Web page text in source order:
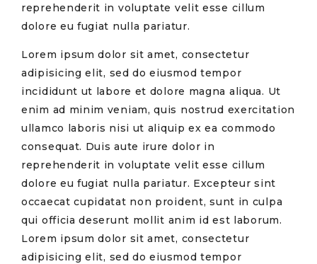
reprehenderit in voluptate velit esse cillum
dolore eu fugiat nulla pariatur.
Lorem ipsum dolor sit amet, consectetur
adipisicing elit, sed do eiusmod tempor
incididunt ut labore et dolore magna aliqua. Ut
enim ad minim veniam, quis nostrud exercitation
ullamco laboris nisi ut aliquip ex ea commodo
consequat. Duis aute irure dolor in
reprehenderit in voluptate velit esse cillum
dolore eu fugiat nulla pariatur. Excepteur sint
occaecat cupidatat non proident, sunt in culpa
qui officia deserunt mollit anim id est laborum.
Lorem ipsum dolor sit amet, consectetur
adipisicing elit, sed do eiusmod tempor